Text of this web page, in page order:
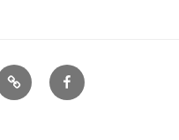
シ
ョ
備
忘
FB